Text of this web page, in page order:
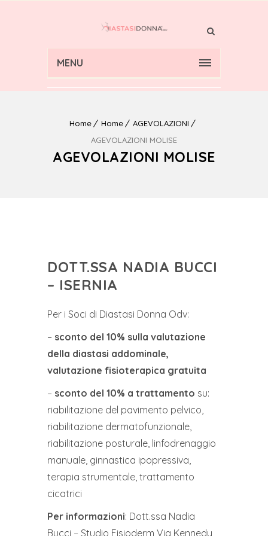
MENU
Home Home
AGEVOLAZIONI
AGEVOLAZIONI MOLISE
AGEVOLAZIONI MOLISE
DOTT.SSA NADIA BUCCI
– ISERNIA
Per i Soci di Diastasi Donna Odv:
– sconto del 10% sulla valutazione
della diastasi addominale,
valutazione fisioterapica gratuita
– sconto del 10% a trattamento su:
riabilitazione del pavimento pelvico,
riabilitazione dermatofunzionale,
riabilitazione posturale, linfodrenaggio
manuale, ginnastica ipopressiva,
terapia strumentale, trattamento
cicatrici
Per informazioni: Dott.ssa Nadia
Bucci – Studio Fisioderm Via Kennedy,